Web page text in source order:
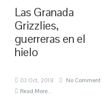
Las Granada
Grizzlies,
guerreras en el
hielo
03 Oct, 2018
No Comment
Read More...